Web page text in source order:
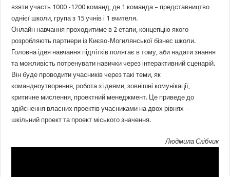
взяти участь 1000 -1200 команд, де 1 команда – представництво
однієї школи, група з 15 учнів і 1 вчителя.
Онлайн навчання проходитиме в 2 етапи, концепцію якого
розробляють партнери із Києво-Могилянської бізнес школи.
Головна ідея навчання підлітків полягає в тому, аби надати знання
та можливість потренувати навички через інтерактивний сценарій.
Він буде проводити учасників через такі теми, як
командноутворення, робота з ідеями, зовнішні комунікації,
критичне мислення, проектний менеджмент. Це приведе до
здійснення власних проектів учасниками на двох рівнях –
шкільний проект та проект міського значення.
Людмила Скібчик